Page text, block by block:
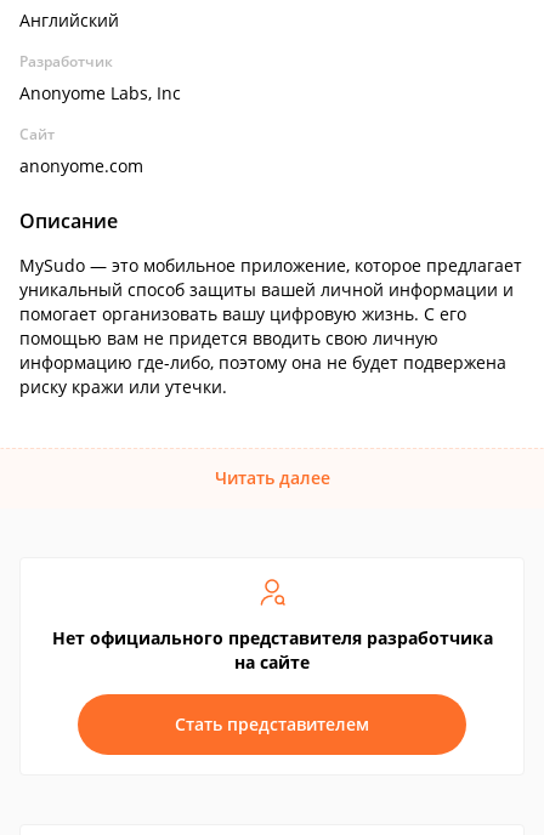
Английский
Разработчик
Anonyome Labs, Inc
Сайт
anonyome.com
Описание
MySudo — это мобильное приложение, которое предлагает
уникальный способ защиты вашей личной информации и
помогает организовать вашу цифровую жизнь. С его
помощью вам не придется вводить свою личную
информацию где-либо, поэтому она не будет подвержена
риску кражи или утечки.
Читать далее
Нет официального представителя разработчика
на сайте
Стать представителем